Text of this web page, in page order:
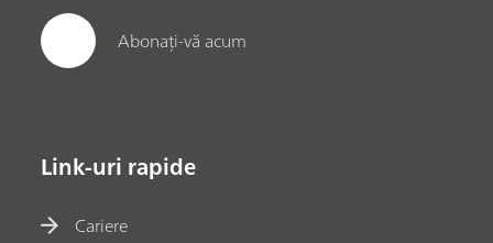
Abonați-vă acum
Link-uri rapide
Cariere